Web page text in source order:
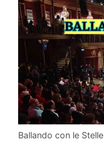
Ballando con le Stelle